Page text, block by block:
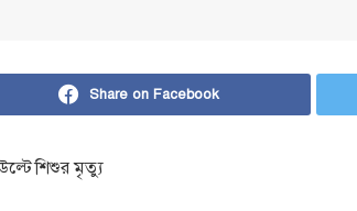
Share on Facebook
শিশুর মৃত্যু